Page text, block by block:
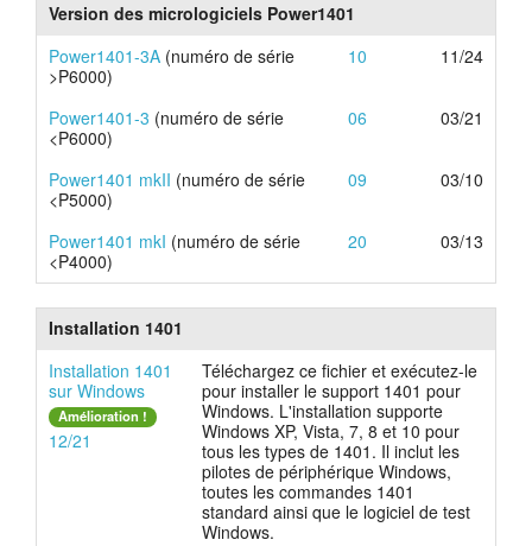
Version des micrologiciels Power1401
Power1401-3A (numéro de série
>P6000)
10 11/24
Power1401-3 (numéro de série
<P6000)
06 03/21
Power1401 mkII (numéro de série
<P5000)
09 03/10
Power1401 mkI (numéro de série
<P4000)
20 03/13
Installation 1401
Installation 1401
sur Windows
Amélioration !
12/21
Téléchargez ce fichier et exécutez-le
pour installer le support 1401 pour
Windows. L'installation supporte
Windows XP, Vista, 7, 8 et 10 pour
tous les types de 1401. Il inclut les
pilotes de périphérique Windows,
toutes les commandes 1401
standard ainsi que le logiciel de test
Windows.